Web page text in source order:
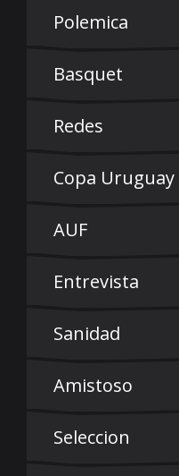
Polemica
Basquet
Redes
Copa Uruguay
AUF
Entrevista
Sanidad
Amistoso
Seleccion